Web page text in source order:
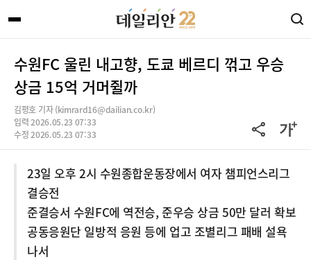
수원FC 울린 내고향, 도쿄 베르디 꺾고 우승
상금 15억 거머쥘까
김평호 기자 (kimrard16@dailian.co.kr)
입력 2026.05.23 07:33
수정 2026.05.23 07:33
23일 오후 2시 수원종합운동장에서 여자 챔피언스리그
결승전
준결승서 수원FC에 역전승, 준우승 상금 50만 달러 확보
공동응원단 일방적 응원 등에 업고 조별리그 패배 설욕
나서